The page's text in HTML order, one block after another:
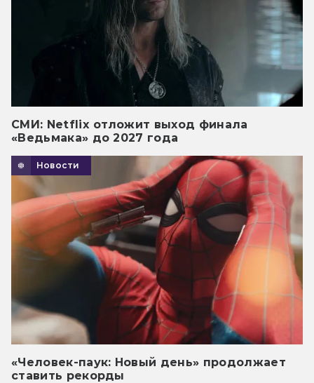
СМИ: Netflix отложит выход финала
«Ведьмака» до 2027 года
Новости
«Человек-паук: Новый день» продолжает
ставить рекорды